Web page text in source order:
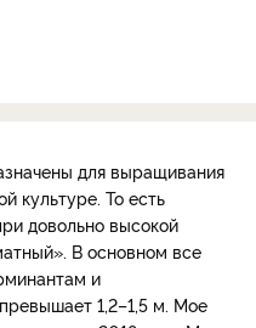
для выращивания
культуре. То есть
довольно высокой
В основном все
и
1,2–1,5 м. Мое